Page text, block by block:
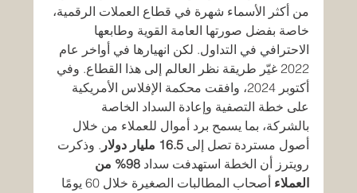
من أكثر الأسماء شهرة في قطاع العملات الرقمية،
خاصة بفضل صورتها العامة القوية وطابعها
الاحترافي في التداول. لكن انهيارها في أواخر عام
2022 غيّر طريقة نظر العالم إلى هذا القطاع. وفي
أكتوبر 2024، وافقت محكمة الإفلاس الأمريكية
على خطة التصفية وإعادة السداد الخاصة
بالشركة، بما يسمح برد أموال للعملاء من خلال
أصول مستردة تصل إلى 16.5 مليار دولار
. وذكرت
رويترز أن الخطة استهدفت سداد
98% من
العملاء
أصحاب المطالبات الصغيرة خلال 60 يومًا